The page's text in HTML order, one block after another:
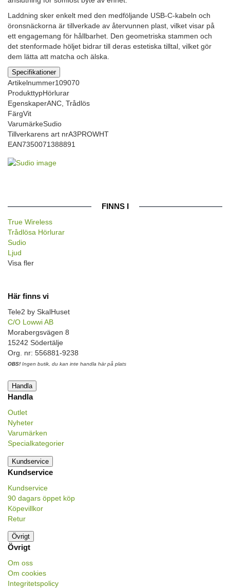
Laddning sker enkelt med den medföljande USB-C-kabeln och
öronsnäckorna är tillverkade av återvunnen plast, vilket visar på
ett engagemang för hållbarhet. Den geometriska stammen och
det stenformade höljet bidrar till deras estetiska tilltal, vilket gör
dem lätta att matcha och älska.
Specifikationer
Artikelnummer109070
ProdukttypHörlurar
EgenskaperANC, Trådlös
FärgVit
VarumärkeSudio
Tillverkarens art nrA3PROWHT
EAN7350071388891
FINNS I
True Wireless
Trådlösa Hörlurar
Sudio
Ljud
Visa fler
Här finns vi
Tele2 by SkalHuset
C/O Lowwi AB
Morabergsvägen 8
15242 Södertälje
Org. nr: 556881-9238
OBS! Ingen butik, du kan inte handla här på plats
Handla
Handla
Outlet
Nyheter
Varumärken
Specialkategorier
Kundservice
Kundservice
Kundservice
90 dagars öppet köp
Köpevillkor
Retur
Övrigt
Övrigt
Om oss
Om cookies
Integritetspolicy